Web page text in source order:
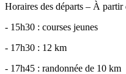
Horaires des départs – À partir
- 15h30 : courses jeunes
- 17h30 : 12 km
- 17h45 : randonnée de 10 km